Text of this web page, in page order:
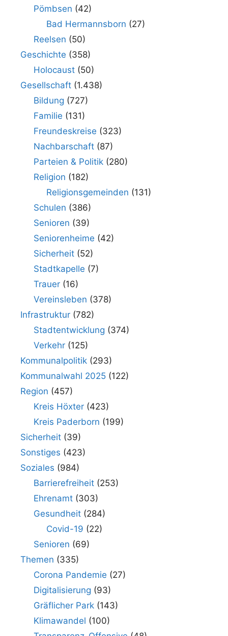
Pömbsen (42)
Bad Hermannsborn (27)
Reelsen (50)
Geschichte (358)
Holocaust(50)
Gesellschaft (1.438)
Bildung (727)
Familie (131)
Freundeskreise (323)
Nachbarschaft(87)
Parteien & Politik(280)
Religion (182)
Religionsgemeinden (131)
Schulen (386)
Senioren (39)
Seniorenheime (42)
Sicherheit(52)
Stadtkapelle (7)
Trauer(16)
Vereinsleben (378)
Infrastruktur (782)
Stadtentwicklung (374)
Verkehr(125)
Kommunalpolitik (293)
Kommunalwahl 2025 (122)
Region (457)
Kreis Höxter(423)
Kreis Paderborn (199)
Sicherheit (39)
Sonstiges (423)
Soziales (984)
Barrierefreiheit(253)
Ehrenamt(303)
Gesundheit(284)
Covid-19 (22)
Senioren (69)
Themen (335)
Corona Pandemie (27)
Digitalisierung (93)
Gräflicher Park(143)
Klimawandel (100)